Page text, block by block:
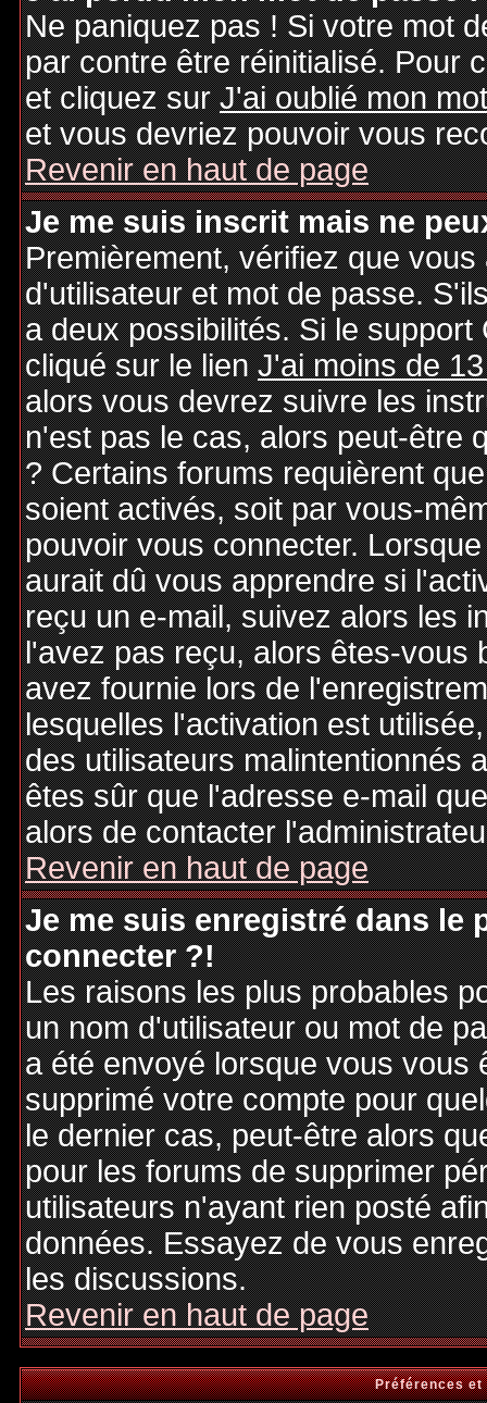
Ne paniquez pas ! Si votre mot
par contre être réinitialisé. Pour
et cliquez surJ'ai oublié mon
et vous devriez pouvoir vous
Revenir en haut de page
Je me suis inscrit mais ne
Premièrement, vérifiez que
d'utilisateur et mot de passe.
a deux possibilités. Si le
cliqué sur le lienJ'ai moins de
alors vous devrez suivre les
n'est pas le cas, alors peut-être
? Certains forums requièrent
soient activés, soit par vous-
pouvoir vous connecter.
aurait dû vous apprendre si
reçu un e-mail, suivez alors les
l'avez pas reçu, alors êtes-vous
avez fournie lors de
lesquelles l'activation est
des utilisateurs malintentionnés
êtes sûr que l'adresse e-mail
alors de contacter
Revenir en haut de page
Je me suis enregistré dans le
connecter ?!
Les raisons les plus probables
un nom d'utilisateur ou mot de
a été envoyé lorsque vous vous
supprimé votre compte pour
le dernier cas, peut-être alors
pour les forums de supprimer
utilisateurs n'ayant rien posté
données. Essayez de vous
les discussions.
Revenir en haut de page
Préférences